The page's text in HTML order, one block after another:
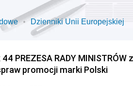
Dzienniki Unii Europejskiej
44 PREZESA RADY
promocji marki Polski